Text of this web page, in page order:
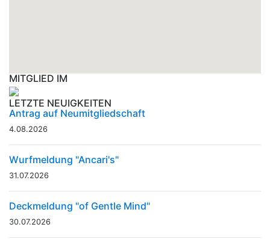
MITGLIED IM
LETZTE NEUIGKEITEN
Antrag auf Neumitgliedschaft
4.08.2026
Wurfmeldung "Ancari's"
31.07.2026
Deckmeldung "of Gentle Mind"
30.07.2026